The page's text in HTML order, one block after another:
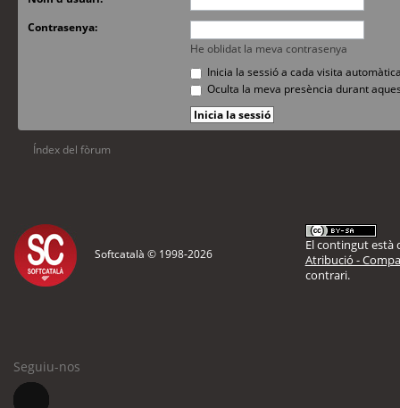
Contrasenya:
He oblidat la meva contrasenya
Inicia la sessió a cada visita
Oculta la meva presència durant
Índex del fòrum
Softcatalà © 1998-2026
El contingut està
Atribució -
contrari.
Seguiu-nos